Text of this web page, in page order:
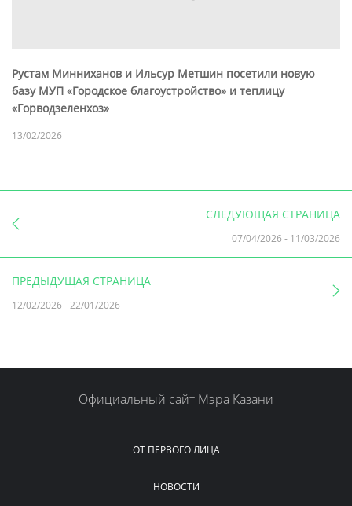
Рустам Минниханов и Ильсур Метшин посетили новую
базу МУП «Городское благоустройство» и теплицу
«Горводзеленхоз»
13/02/2026
СЛЕДУЮЩАЯ СТРАНИЦА
07/04/2026 - 11/03/2026
ПРЕДЫДУЩАЯ СТРАНИЦА
12/02/2026 -22/01/2026
Официальный сайт Мэра Казани
ОТ ПЕРВОГО ЛИЦА
НОВОСТИ